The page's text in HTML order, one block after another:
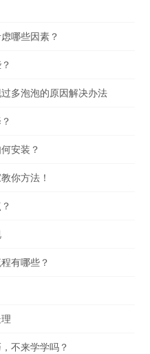
哪些因素？
多泡泡的原因解决办法
安装？
你方法！
有哪些？
不来学学吗？